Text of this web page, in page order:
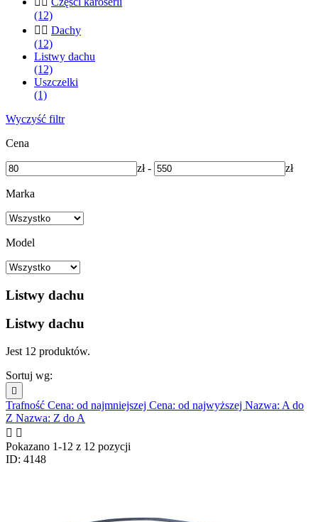
(12)
  Dachy
(12)
Listwy dachu
(12)
Uszczelki
(1)
Wyczyść filtr
Cena
zł - zł
Marka
Model
Listwy dachu
Listwy dachu
Jest 12 produktów.
Sortuj wg:

Trafność Cena: od najmniejszej Cena: od najwyższej Nazwa: A do
Z Nazwa: Z do A
 
Pokazano 1-12 z 12 pozycji
ID: 4148